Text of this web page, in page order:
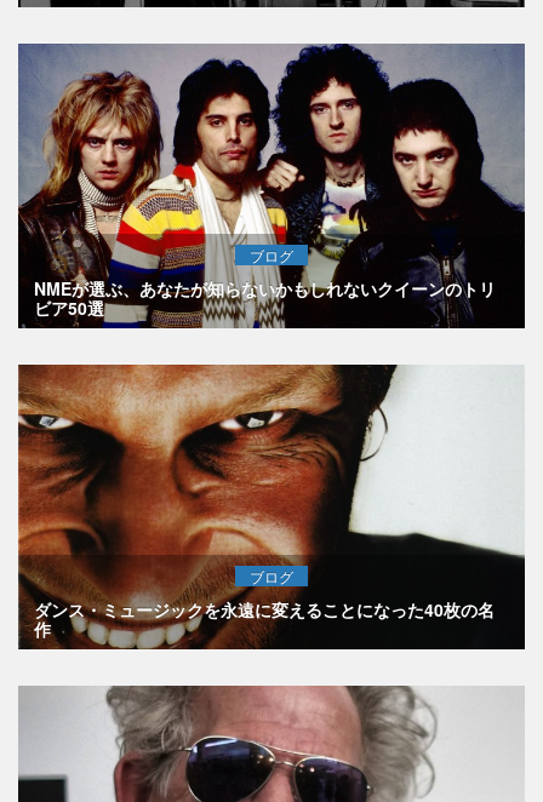
ブログ
NMEが選ぶ、あなたが知らないかもしれないクイーンのトリ
ビア50選
ブログ
ダンス・ミュージックを永遠に変えることになった40枚の名
作